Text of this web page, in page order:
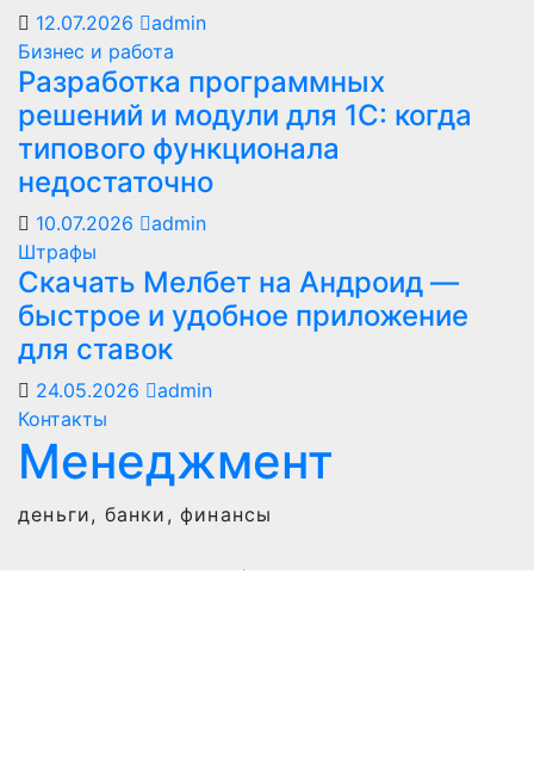
12.07.2026
admin
Бизнес и работа
Разработка программных
решений и модули для 1С: когда
типового функционала
недостаточно
10.07.2026
admin
Штрафы
Скачать Мелбет на Андроид —
быстрое и удобное приложение
для ставок
24.05.2026
admin
Контакты
Менеджмент
деньги, банки, финансы